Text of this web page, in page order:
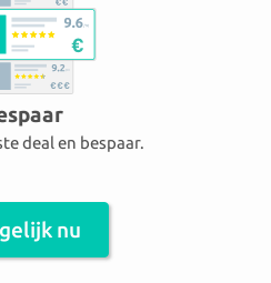
deal en bespaar.
nu